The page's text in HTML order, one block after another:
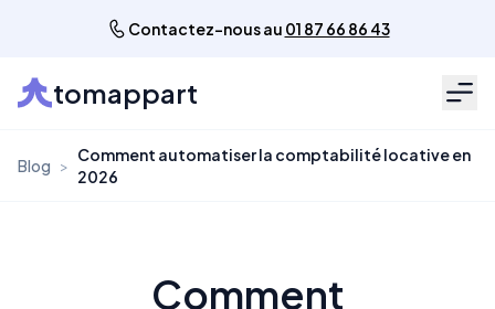
Contactez-nous au 01 87 66 86 43
tomappart
Blog >
Comment automatiser la comptabilité locative en
2026
Comment